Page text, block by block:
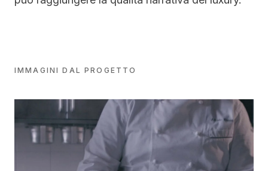
IMMAGINI DAL PROGETTO